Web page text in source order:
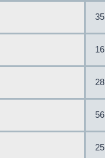
35
16
28
56
25